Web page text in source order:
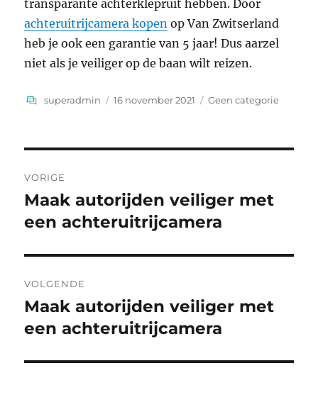
transparante achterklepruit hebben. Door
achteruitrijcamera kopen op Van Zwitserland
heb je ook een garantie van 5 jaar! Dus aarzel
niet als je veiliger op de baan wilt reizen.
Auteur
superadmin
Geplaatst
16 november 2021 Categorieën
Geen categorie
navigatie
VORIGE
Vorig
bericht:
Maak autorijden veiliger met
een achteruitrijcamera
VOLGENDE
Volgend
bericht:
Maak autorijden veiliger met
een achteruitrijcamera